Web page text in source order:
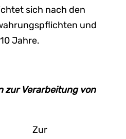
sich nach den
und
Jahre.
zur Verarbeitung von
Zur